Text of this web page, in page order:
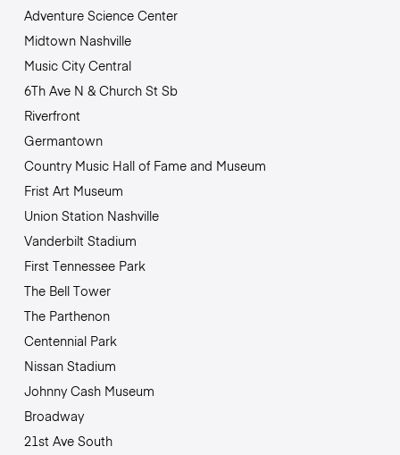
Adventure Science Center
Midtown Nashville
Music City Central
6Th Ave N & Church St Sb
Riverfront
Germantown
Country Music Hall of Fame and Museum
Frist Art Museum
Union Station Nashville
Vanderbilt Stadium
First Tennessee Park
The Bell Tower
The Parthenon
Centennial Park
Nissan Stadium
Johnny Cash Museum
Broadway
21st Ave South